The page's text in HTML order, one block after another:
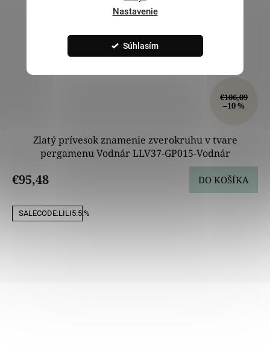
Nastavenie
Súhlasím
€106,09
–10 %
Zlatý prívesok znamenie zverokruhu v tvare
pergamenu Vodnár LLV37-GP015-Vodnár
€95,48 DO KOŠÍKA
SALECODE:LILI5:5:%